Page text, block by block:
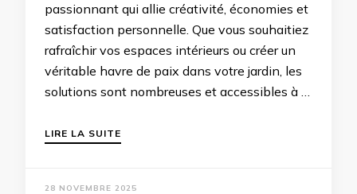
passionnant qui allie créativité, économies et
satisfaction personnelle. Que vous souhaitiez
rafraîchir vos espaces intérieurs ou créer un
véritable havre de paix dans votre jardin, les
solutions sont nombreuses et accessibles à …
LIRE LA SUITE
28 NOVEMBRE 2025